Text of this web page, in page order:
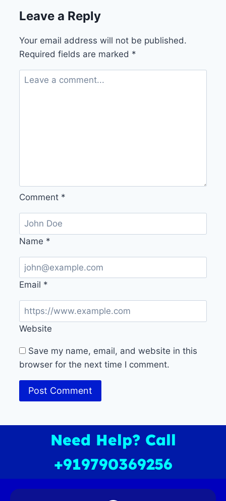
Leave a Reply
Your email address will not be published.
Required fields are marked *
Comment *
Name *
Email *
Website
Save my name, email, and website in this
browser for the next time I comment.
Need Help? Call
+919790369256